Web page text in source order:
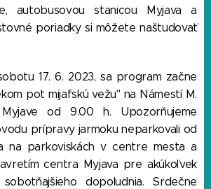
autobusovou stanicou Myjava a
poriadky si môžete naštudovať
17. 6. 2023, sa program začne
pot mijafskú vežu" na Námestí M.
od 9.00 h. Upozorňujeme
prípravy jarmoku neparkovali od
na parkoviskách v centre mesta a
centra Myjava pre akúkoľvek
dopoludnia. Srdečne